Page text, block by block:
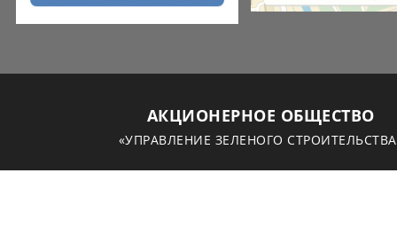
АКЦИОНЕРНОЕ ОБЩЕСТВО
«УПРАВЛЕНИЕ ЗЕЛЕНОГО